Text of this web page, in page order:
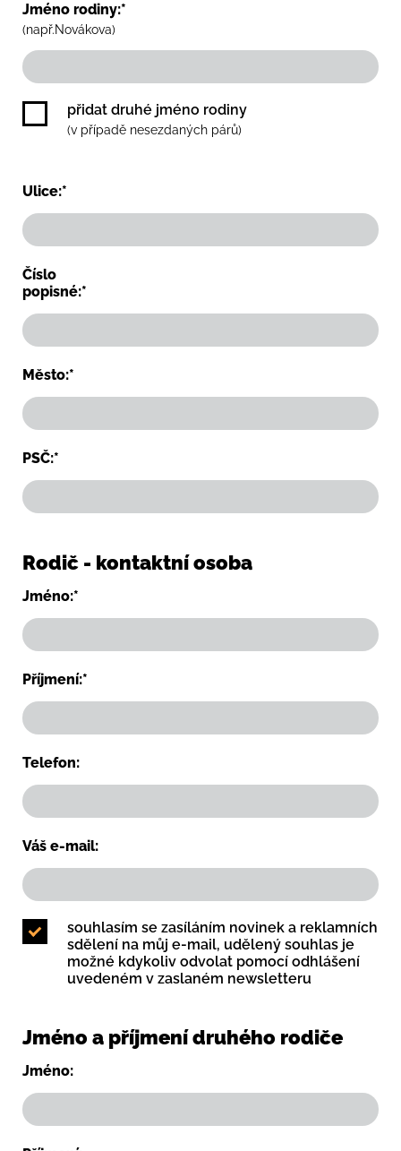
Jméno rodiny:*
(např.Novákova)
přidat druhé jméno rodiny
(v případě nesezdaných párů)
Ulice:*
Číslo
popisné:*
Město:*
PSČ:*
Rodič - kontaktní osoba
Jméno:*
Příjmení:*
Telefon:
Váš e-mail:
souhlasím se zasíláním novinek a reklamních
sdělení na můj e-mail, udělený souhlas je
možné kdykoliv odvolat pomocí odhlášení
uvedeném v zaslaném newsletteru
Jméno a příjmení druhého rodiče
Jméno: